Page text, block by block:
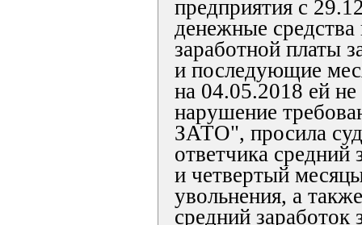
предприятия с
денежные средства
заработной платы
и последующие
на 04.05.2018 ей
нарушение
ЗАТО", просила суд
ответчика средний
и четвертый
увольнения, а
средний